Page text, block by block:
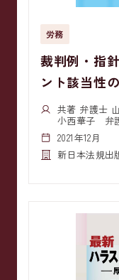
労務
裁判例・指
ント該当性
共著 弁護士
小西華子 弁
2021年12月
新日本法規出